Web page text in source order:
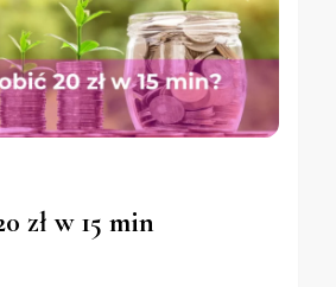
zł w 15 min